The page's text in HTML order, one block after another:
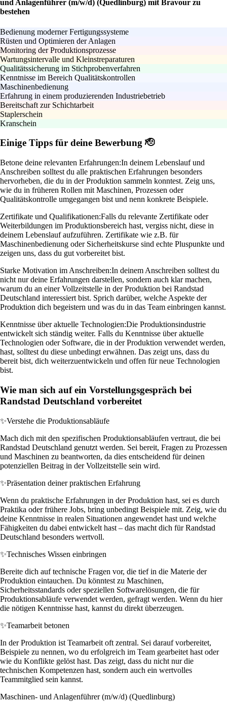
und Anlagenführer (m/w/d) (Quedlinburg) mit Bravour zu
bestehen
Bedienung moderner Fertigungssysteme
Rüsten und Optimieren der Anlagen
Monitoring der Produktionsprozesse
Wartungsintervalle und Kleinstreparaturen
Qualitätssicherung im Stichprobenverfahren
Kenntnisse im Bereich Qualitätskontrollen
Maschinenbedienung
Erfahrung in einem produzierenden Industriebetrieb
Bereitschaft zur Schichtarbeit
Staplerschein
Kranschein
Einige Tipps für deine Bewerbung 🫡
Betone deine relevanten Erfahrungen:In deinem Lebenslauf und
Anschreiben solltest du alle praktischen Erfahrungen besonders
hervorheben, die du in der Produktion sammeln konntest. Zeig uns,
wie du in früheren Rollen mit Maschinen, Prozessen oder
Qualitätskontrolle umgegangen bist und nenn konkrete Beispiele.
Zertifikate und Qualifikationen:Falls du relevante Zertifikate oder
Weiterbildungen im Produktionsbereich hast, vergiss nicht, diese in
deinem Lebenslauf aufzuführen. Zertifikate wie z.B. für
Maschinenbedienung oder Sicherheitskurse sind echte Pluspunkte und
zeigen uns, dass du gut vorbereitet bist.
Starke Motivation im Anschreiben:In deinem Anschreiben solltest du
nicht nur deine Erfahrungen darstellen, sondern auch klar machen,
warum du an einer Vollzeitstelle in der Produktion bei Randstad
Deutschland interessiert bist. Sprich darüber, welche Aspekte der
Produktion dich begeistern und was du in das Team einbringen kannst.
Kenntnisse über aktuelle Technologien:Die Produktionsindustrie
entwickelt sich ständig weiter. Falls du Kenntnisse über aktuelle
Technologien oder Software, die in der Produktion verwendet werden,
hast, solltest du diese unbedingt erwähnen. Das zeigt uns, dass du
bereit bist, dich weiterzuentwickeln und offen für neue Technologien
bist.
Wie man sich auf ein Vorstellungsgespräch bei
Randstad Deutschland vorbereitet
✨Verstehe die Produktionsabläufe
Mach dich mit den spezifischen Produktionsabläufen vertraut, die bei
Randstad Deutschland genutzt werden. Sei bereit, Fragen zu Prozessen
und Maschinen zu beantworten, da dies entscheidend für deinen
potenziellen Beitrag in der Vollzeitstelle sein wird.
✨Präsentation deiner praktischen Erfahrung
Wenn du praktische Erfahrungen in der Produktion hast, sei es durch
Praktika oder frühere Jobs, bring unbedingt Beispiele mit. Zeig, wie du
deine Kenntnisse in realen Situationen angewendet hast und welche
Fähigkeiten du dabei entwickelt hast – das macht dich für Randstad
Deutschland besonders wertvoll.
✨Technisches Wissen einbringen
Bereite dich auf technische Fragen vor, die tief in die Materie der
Produktion eintauchen. Du könntest zu Maschinen,
Sicherheitsstandards oder speziellen Softwarelösungen, die für
Produktionsabläufe verwendet werden, gefragt werden. Wenn du hier
die nötigen Kenntnisse hast, kannst du direkt überzeugen.
✨Teamarbeit betonen
In der Produktion ist Teamarbeit oft zentral. Sei darauf vorbereitet,
Beispiele zu nennen, wo du erfolgreich im Team gearbeitet hast oder
wie du Konflikte gelöst hast. Das zeigt, dass du nicht nur die
technischen Kompetenzen hast, sondern auch ein wertvolles
Teammitglied sein kannst.
Maschinen- und Anlagenführer (m/w/d) (Quedlinburg)